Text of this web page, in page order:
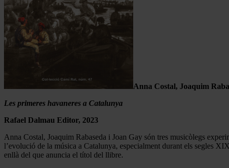
Anna Costal, Joaquim
Les primeres havaneres a Catalunya
Rafael Dalmau Editor, 2023
Anna Costal, Joaquim Rabaseda i Joan Gay són tres musicòlegs
l’evolució de la música a Catalunya, especialment durant els segles
enllà del que anuncia el títol del llibre.